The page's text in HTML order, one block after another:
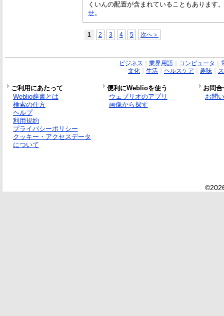
くいんの配置が含まれていることもあります
せ。
1 2 3 4 5 次へ＞
ビジネス 業界用語｜ コンピュータ
文化｜ 生活｜ ヘルスケア 趣味｜
ご利用にあたって 便利にWeblioを使う
お問
Weblio辞書とは
検索の仕方
ヘルプ
利用規約
プライバシーポリシー
クッキー・アクセスデータ
について
ウェブリオのアプリ
画像から探す
お問